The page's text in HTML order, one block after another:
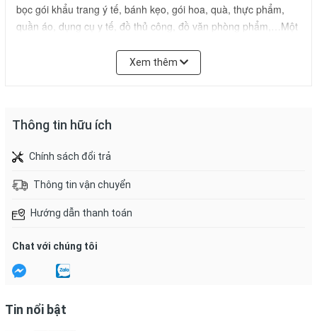
bọc gói khẩu trang ý tế, bánh kẹo, gói hoa, quà, thực phẩm,
quần áo, dụng cụ y tế, đồ thủ công, đồ văn phòng phẩm,…Một
xuất khẩu sang thị trường các nước và thường chưng diện tại
các hội thảo, hội chợ, siêu thị cực kỳ đẳng cấp.
Xem thêm
Thông tin hữu ích
Chính sách đổi trả
Thông tin vận chuyển
Hướng dẫn thanh toán
Chat với chúng tôi
Tin nổi bật